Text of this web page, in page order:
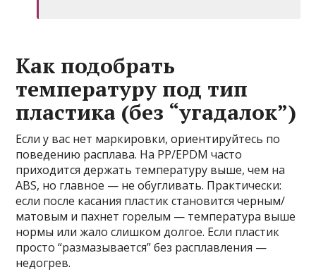
Как подобрать
температуру под тип
пластика (без “угадалок”)
Если у вас нет маркировки, ориентируйтесь по
поведению расплава. На PP/EPDM часто
приходится держать температуру выше, чем на
ABS, но главное — не обугливать. Практически:
если после касания пластик становится черным/
матовым и пахнет горелым — температура выше
нормы или жало слишком долгое. Если пластик
просто “размазывается” без расплавления —
недогрев.